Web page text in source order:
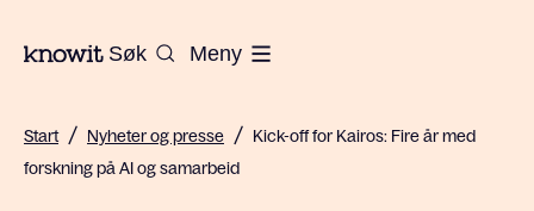
Til hjemmesiden til Knowit
Søk Meny
Start / Nyheter og presse / Kick-off for Kairos: Fire år med
forskning på AI og samarbeid